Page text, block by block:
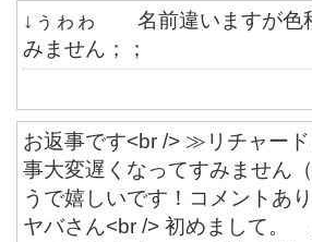
↓ぅゎゎ 名前違いますが色
みません；；
お返事です<br /> ≫リチャー
事大変遅くなってすみません
うで嬉しいです！コメント
ヤバさん<br /> 初めまして。